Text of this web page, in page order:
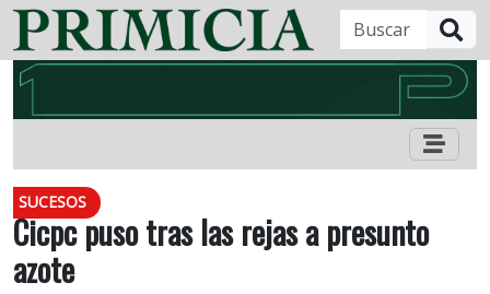
SUCESOS
Cicpc puso tras las rejas a presunto
azote